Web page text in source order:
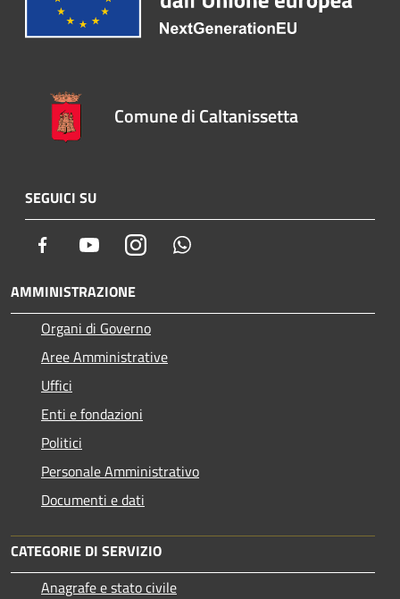
Comune di Caltanissetta
SEGUICI SU
Facebook YoutubeInstagram
AMMINISTRAZIONE
Organi di Governo
Aree Amministrative
Uffici
Enti e fondazioni
Politici
Personale Amministrativo
Documenti e dati
CATEGORIE DI SERVIZIO
Anagrafe e stato civile